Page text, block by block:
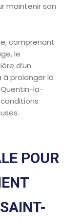
maintenir son
comprenant
le
d’un
prolonger la
la-
POUR